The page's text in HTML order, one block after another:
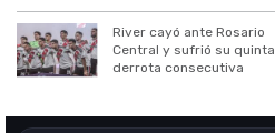
River cayó ante Rosario
Central y sufrió su quinta
derrota consecutiva